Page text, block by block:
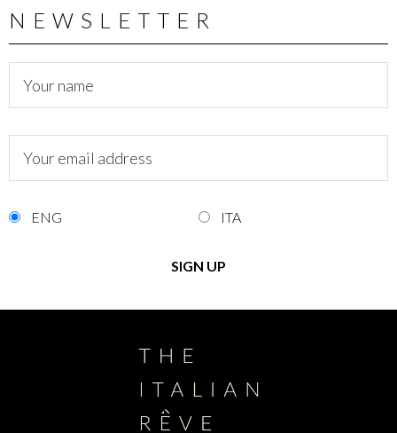
NEWSLETTER
ENG ITA